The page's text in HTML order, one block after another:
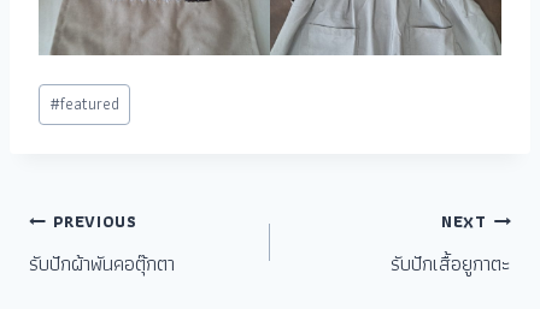
#featured
PREVIOUS
รับปักผ้าพันคอตุ๊กตา
NEXT
รับปักเสื้อยูกาตะ